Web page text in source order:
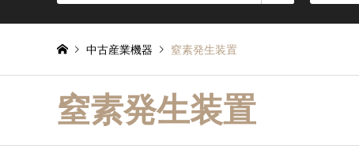
中古産業機器 窒素発生装置
窒素発生装置